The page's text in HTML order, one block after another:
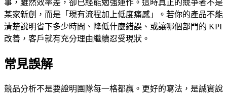
事，雖然效率差，卻已經能勉強運作。這時真正的競爭者不是
某家新創，而是「現有流程加上低度痛感」。若你的產品不能
清楚說明省下多少時間、降低什麼錯誤、或讓哪個部門的 KPI
改善，客戶就有充分理由繼續忍受現狀。
常見誤解
競品分析不是要證明團隊每一格都贏。更好的寫法，是誠實說